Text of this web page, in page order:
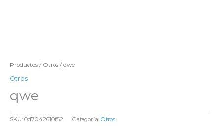
Productos / Otros / qwe
Otros
qwe
SKU: 0d7042610f52 Categoría: Otros